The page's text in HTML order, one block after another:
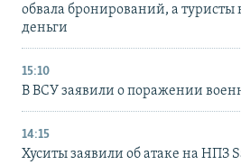
обвала бронирований, а туристы
деньги
15:10
В ВСУ заявили о поражении
14:15
Хуситы заявили об атаке на НПЗ